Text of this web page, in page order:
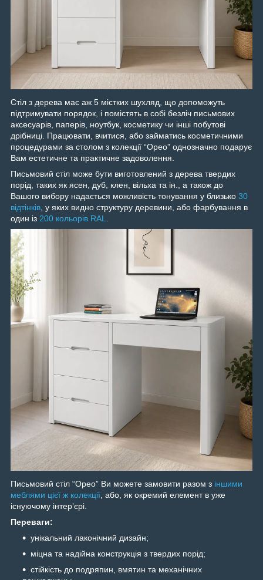
Стіл з дерева має аж 5 містких шухляд, що допоможуть
підтримувати порядок, і помістять в собі безліч письмових
аксесуарів, паперів, ноутбук, косметику чи інші побутові
дрібниці. Працювати, вчитися, або займатись косметичними
процедурами за столом з колекції “Орео” однозначно подарує
Вам естетичне та практичне задоволення.
Письмовий стіл може бути виготовлений з дерева твердих
порід, таких як ясен, дуб, клен, вільха та ін., а також до
Вашого вибору надається можливість тонування у близько 30
відтінків , у яких видно структуру деревини, або фарбування в
один із 200 кольорів RAL
Письмовий стіл “Орео” Ви можете замовити разом з іншими
меблями цієї ж колекції , або, як окремий елемент в уже
існуючому інтерʼєрі.
Переваги:
унікальний лаконічний дизайн;
міцна та надійна конструкція з твердих порід;
стійкість до подряпин, вмятин та механічних